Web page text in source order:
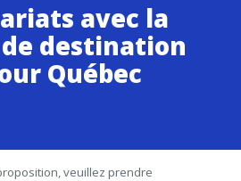
avec la
destination
Québec
veuillez prendre